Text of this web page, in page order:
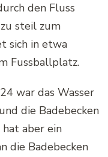
den Fluss
steil zum
sich in etwa
Fussballplatz.
war das Wasser
die Badebecken
aber ein
die Badebecken